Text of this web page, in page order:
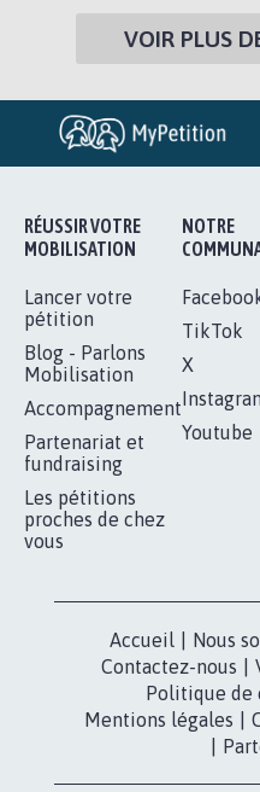
VOIR PLUS
RÉUSSIR VOTRE
MOBILISATION
Lancer votre
pétition
Blog - Parlons
Mobilisation
Accompagnement
Partenariat et
fundraising
Les pétitions
proches de chez
vous
NOTRE
TikTok
X
Youtube
Accueil Nous
Contactez-nous
Politique
Mentions légales